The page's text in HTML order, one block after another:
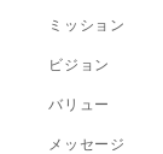
ミッション
ビジョン
バリュー
メッセージ